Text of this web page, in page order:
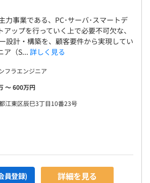
力事業である、PC･サーバ･スマートデ
ップを行っていく上で必要不可欠な、
設計・構築を、顧客要件から実現してい
ア（S... 詳しく見る
フラエンジニア
〜 600万円
江東区辰巳3丁目10番23号
員登録) 詳細を見る